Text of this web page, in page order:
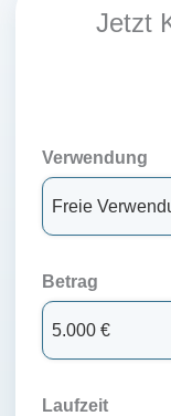
Jetzt
Verwendung
Betrag
Laufzeit